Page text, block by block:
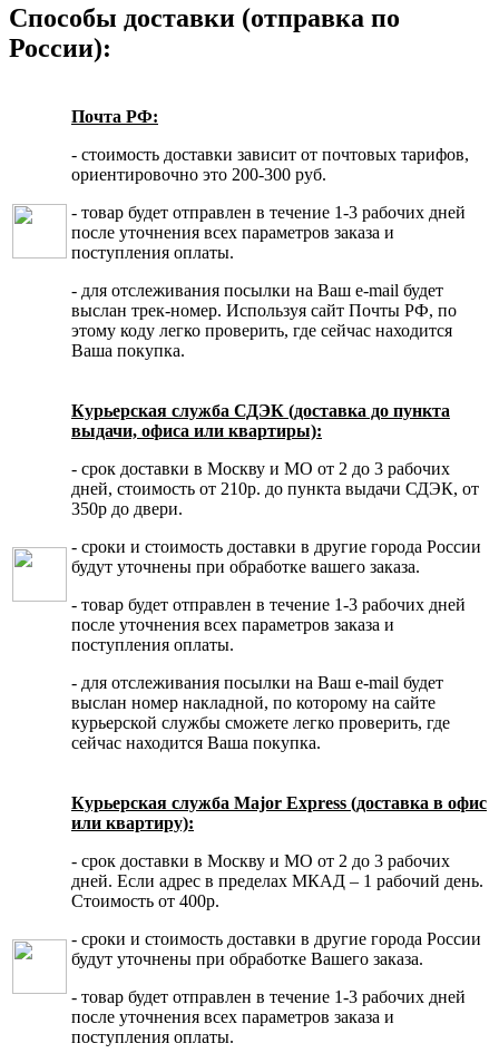
Способы доставки (отправка по
России):
Почта РФ:
- стоимость доставки зависит от почтовых тарифов,
ориентировочно это 200-300 руб.
- товар будет отправлен в течение 1-3 рабочих дней
после уточнения всех параметров заказа и
поступления оплаты.
- для отслеживания посылки на Ваш e-mail будет
выслан трек-номер. Используя сайт Почты РФ, по
этому коду легко проверить, где сейчас находится
Ваша покупка.
Курьерская служба СДЭК (доставка до пункта
выдачи, офиса или квартиры):
- срок доставки в Москву и МО от 2 до 3 рабочих
дней, стоимость от 210р. до пункта выдачи СДЭК, от
350р до двери.
- сроки и стоимость доставки в другие города России
будут уточнены при обработке вашего заказа.
- товар будет отправлен в течение 1-3 рабочих дней
после уточнения всех параметров заказа и
поступления оплаты.
- для отслеживания посылки на Ваш e-mail будет
выслан номер накладной, по которому на сайте
курьерской службы сможете легко проверить, где
сейчас находится Ваша покупка.
Курьерская служба Major Express (доставка в офис
или квартиру):
- срок доставки в Москву и МО от 2 до 3 рабочих
дней. Если адрес в пределах МКАД – 1 рабочий день.
Стоимость от 400р.
- сроки и стоимость доставки в другие города России
будут уточнены при обработке Вашего заказа.
- товар будет отправлен в течение 1-3 рабочих дней
после уточнения всех параметров заказа и
поступления оплаты.